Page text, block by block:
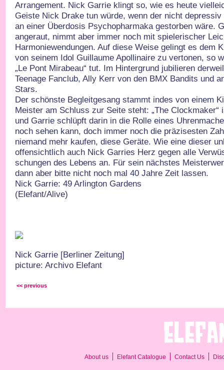
Arrangement. Nick Garrie klingt so, wie es heute
Geiste Nick Drake tun würde, wenn der nicht depressiv
an einer Überdosis Psychopharmaka gestorben wäre.
angeraut, nimmt aber immer noch mit spielerischer
Harmoniewendungen. Auf diese Weise gelingt es dem
von seinem Idol Guillaume Apollinaire zu vertonen, so
„Le Pont Mirabeau“ tut. Im Hintergrund jubilieren
Teenage Fanclub, Ally Kerr von den BMX Bandits und
Stars.
Der schönste Begleitgesang stammt indes von einem
Meister am Schluss zur Seite steht: „The
und Garrie schlüpft darin in die Rolle eines
noch sehen kann, doch immer noch die präzisesten
niemand mehr kaufen, diese Geräte. Wie eine dieser
offensichtlich auch Nick Garries Herz gegen alle
schungen des Lebens an. Für sein nächstes
dann aber bitte nicht noch mal 40 Jahre Zeit lassen.
Nick Garrie: 49 Arlington Gardens
(Elefant/Alive)
Nick Garrie [Berliner Zeitung]
picture: Archivo Elefant
<< previous
About us Elefant Catalogue Contact Us